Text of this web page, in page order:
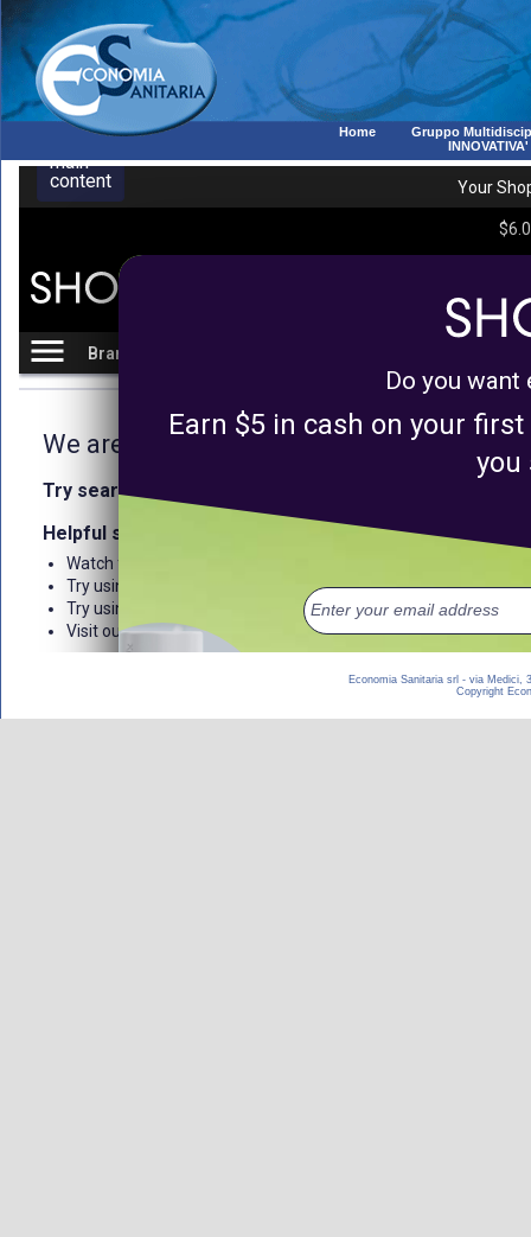
Home
Gruppo
INNOVATIVA'
Economia Sanitaria srl - via Medici,
Copyright